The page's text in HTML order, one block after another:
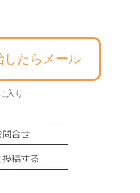
したらメール
入り